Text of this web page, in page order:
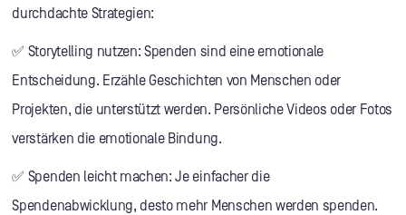
durchdachte Strategien:
✅ Storytelling nutzen: Spenden sind eine emotionale
Entscheidung. Erzähle Geschichten von Menschen oder
Projekten, die unterstützt werden. Persönliche Videos oder Fotos
verstärken die emotionale Bindung.
✅ Spenden leicht machen: Je einfacher die
Spendenabwicklung, desto mehr Menschen werden spenden.